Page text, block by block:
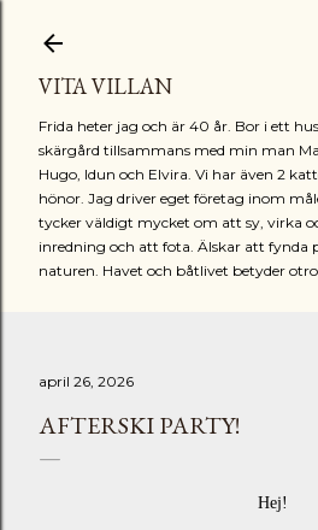
VITA VILLAN
Frida heter jag och är 40 år. Bor i ett
skärgård tillsammans med min man
Hugo, Idun och Elvira. Vi har även 2
hönor. Jag driver eget företag inom
tycker väldigt mycket om att sy, virka
inredning och att fota. Älskar att fynda
naturen. Havet och båtlivet betyder
april 26, 2026
AFTERSKI PARTY!
Hej!